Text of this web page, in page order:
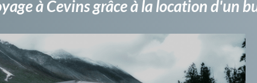
à Cevins grâce à la location d'un